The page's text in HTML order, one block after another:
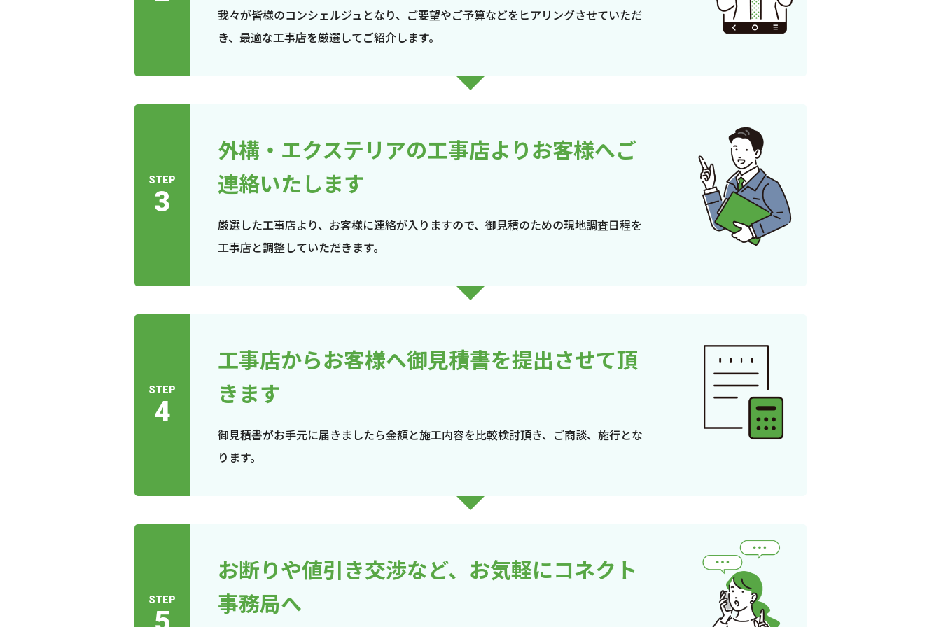
我々が皆様のコンシェルジュとなり、ご要望やご予算などをヒアリングさせていただ
き、最適な工事店を厳選してご紹介します。
STEP
3
外構・エクステリアの工事店よりお客様へご
連絡いたします
厳選した工事店より、お客様に連絡が入りますので、御見積のための現地調査日程を
工事店と調整していただきます。
STEP
4
工事店からお客様へ御見積書を提出させて頂
きます
御見積書がお手元に届きましたら金額と施工内容を比較検討頂き、ご商談、施行とな
ります。
STEP
お断りや値引き交渉など、お気軽にコネクト
事務局へ